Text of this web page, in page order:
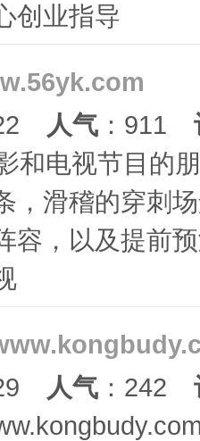
创业指导
人气 ：911
和电视节目的
，滑稽的穿刺
容，以及提前
人气 ：242